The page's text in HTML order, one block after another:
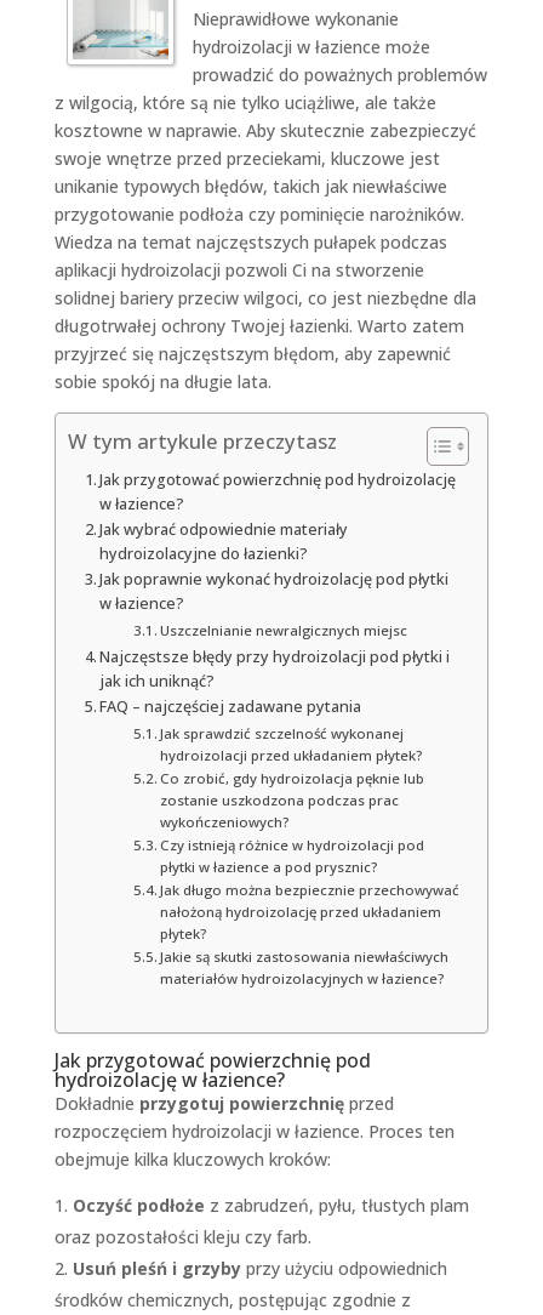
Nieprawidłowe wykonanie
hydroizolacji w łazience może
prowadzić do poważnych problemów
z wilgocią, które są nie tylko uciążliwe, ale także
kosztowne w naprawie. Aby skutecznie zabezpieczyć
swoje wnętrze przed przeciekami, kluczowe jest
unikanie typowych błędów, takich jak niewłaściwe
przygotowanie podłoża czy pominięcie narożników.
Wiedza na temat najczęstszych pułapek podczas
aplikacji hydroizolacji pozwoli Ci na stworzenie
solidnej bariery przeciw wilgoci, co jest niezbędne dla
długotrwałej ochrony Twojej łazienki. Warto zatem
przyjrzeć się najczęstszym błędom, aby zapewnić
sobie spokój na długie lata.
W tym artykule przeczytasz
Jak przygotować powierzchnię pod hydroizolację
w łazience?
Jak wybrać odpowiednie materiały
hydroizolacyjne do łazienki?
Jak poprawnie wykonać hydroizolację pod płytki
w łazience?
Uszczelnianie newralgicznych miejsc
Najczęstsze błędy przy hydroizolacji pod płytki i
jak ich uniknąć?
FAQ – najczęściej zadawane pytania
Jak sprawdzić szczelność wykonanej
hydroizolacji przed układaniem płytek?
Co zrobić, gdy hydroizolacja pęknie lub
zostanie uszkodzona podczas prac
wykończeniowych?
Czy istnieją różnice w hydroizolacji pod
płytki w łazience a pod prysznic?
Jak długo można bezpiecznie przechowywać
nałożoną hydroizolację przed układaniem
płytek?
Jakie są skutki zastosowania niewłaściwych
materiałów hydroizolacyjnych w łazience?
Jak przygotować powierzchnię pod
hydroizolację w łazience?
Dokładnie przygotuj powierzchnięprzed
rozpoczęciem hydroizolacji w łazience. Proces ten
obejmuje kilka kluczowych kroków:
Oczyść podłoże z zabrudzeń, pyłu, tłustych plam
oraz pozostałości kleju czy farb.
Usuń pleśń i grzybyprzy użyciu odpowiednich
środków chemicznych, postępując zgodnie z